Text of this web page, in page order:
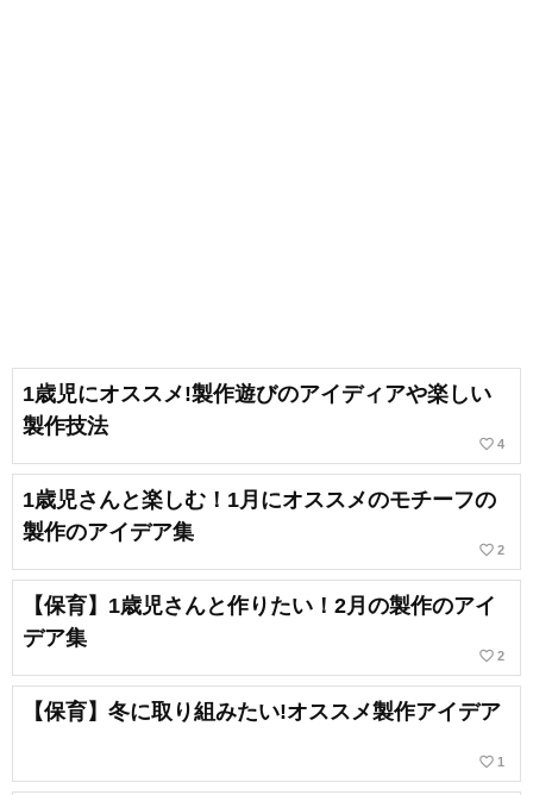
1歳児にオススメ!製作遊びのアイディアや楽しい
製作技法
favorite_border 4
1歳児さんと楽しむ！1月にオススメのモチーフの
製作のアイデア集
favorite_border 2
【保育】1歳児さんと作りたい！2月の製作のアイ
デア集
favorite_border 2
【保育】冬に取り組みたい!オススメ製作アイデア
favorite_border 1